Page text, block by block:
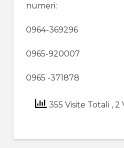
numeri:
0964-369296
0965-920007
0965 -371878
355 Visite Totali , 2